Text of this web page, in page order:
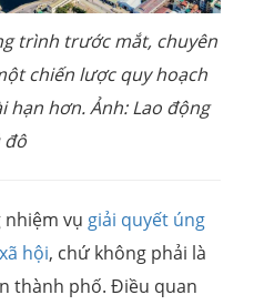
trình trước mắt, chuyên
chiến lược quy hoạch
hạn hơn. Ảnh: Lao động
đô
nhiệm vụ giải quyết úng
hội, chứ không phải là
thành phố. Điều quan